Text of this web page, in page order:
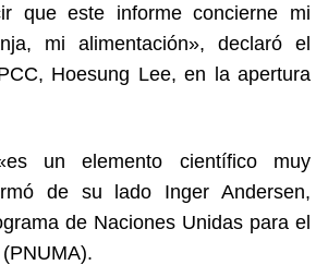
que este informe concierne mi
mi alimentación», declaró el
Hoesung Lee, en la apertura
un elemento científico muy
de su lado Inger Andersen,
de Naciones Unidas para el